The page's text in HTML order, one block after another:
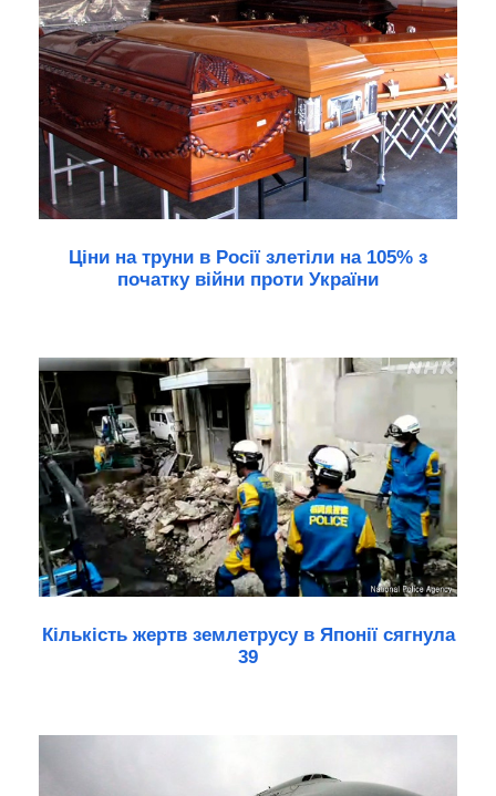
Ціни на труни в Росії злетіли на 105% з
початку війни проти України
Кількість жертв землетрусу в Японії сягнула
39